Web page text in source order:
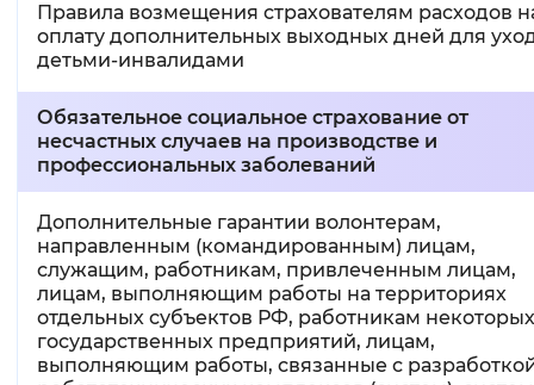
Правила возмещения страхователям расходов
оплату дополнительных выходных дней для
детьми-инвалидами
Обязательное социальное страхование от
несчастных случаев на производстве и
профессиональных заболеваний
Дополнительные гарантии волонтерам,
направленным (командированным) лицам,
служащим, работникам, привлеченным лицам,
лицам, выполняющим работы на территориях
отдельных субъектов РФ, работникам некоторых
государственных предприятий, лицам,
выполняющим работы, связанные с